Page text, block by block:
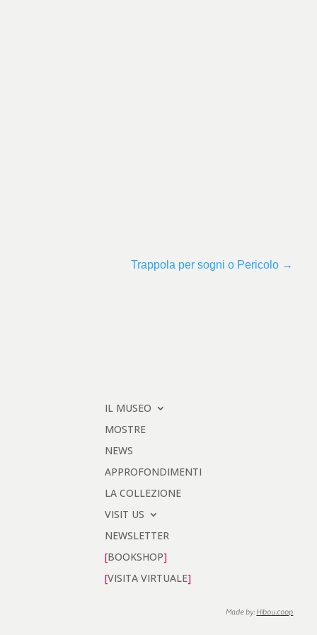
Trappola per sogni o Pericolo →
IL MUSEO
MOSTRE
NEWS
APPROFONDIMENTI
LA COLLEZIONE
VISIT US
NEWSLETTER
BOOKSHOP
VISITA VIRTUALE
Made by: Hibou.coop